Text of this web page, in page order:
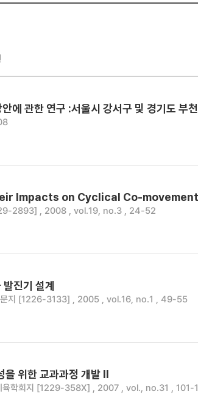
에 관한 연구 :서울시 강서구 및 경기도 부
Impacts on Cyclical Co-
2893] , 2008 , vol.19, no.3 , 24-52
진기 설계
문지 [1226-3133] , 2005 , vol.16, no.1 , 49-55
을 위한 교과과정 개발 Ⅱ
육학회지 [1229-358X] , 2007 , vol., no.31 , 101-